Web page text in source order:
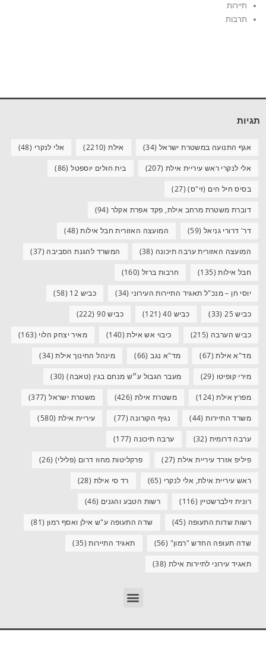
תיירות
תרבות
תגיות
אגף התנועה במשטרת ישראל (34) אילת(2210) אלי לנקרי (48)
אלי לנקרי ראש עיריית אילת (207) בית חולים יוספטל(86)
בסיס חיל הים (זי"ס)(27)
דוברת משטרת מרחב אילת, פקד אפרת אקלר (94)
דר' דרורי גניאל (59) המועצה האזורית חבל אילות(48)
המועצה האזורית ערבה תיכונה (38) המשרד להגנת הסביבה (37)
חבל אילות(135) חרבות ברזל (160)
יוסי חן – מנכ"ל תאגיד התיירות העירוני (34) כביש 12 (58)
כביש 25 (33) כביש 40 (121) כביש 90 (222)
כביש הערבה (215) כיבוי אש אילת(140) מאיר יצחק הלוי (163)
מד"א אילת(67) מד"א נגב(66) מינהל החינוך אילת(34)
מירי קופיטו (29) מעבר הגבול ע״ש מנחם בגין (טאבה)(30)
מפרץ אילת(124) משטרת אילת (426) משטרת ישראל(377)
משרד התיירות(44) נגיף הקורונה (77) עיריית אילת (580)
ערבה דרומית (32) ערבה תיכונה (177)
פיליפ אזרד עיריית אילת(27) פרקליטות מחוז דרום (פלילי) (26)
ראש עיריית אילת, אלי לנקרי (65) רד סי אילת (28)
רונית זילברשטיין (116) רשות הטבע והגנים (46)
רשות שדות התעופה (45) שדה התעופה ע"ש אילן ואסף רמון (81)
שדה תעופה החדש "רמון" (56) תאגיד התיירות(35)
תאגיד עירוני לתיירות אילת (38)